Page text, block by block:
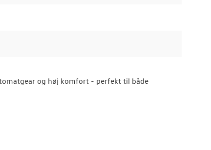
og høj komfort - perfekt til både